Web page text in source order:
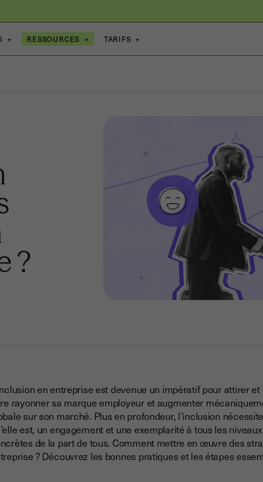
+ RESSOURCES + TARIFS +
?
en entreprise est devenue un impératif pour attirer
rayonner sa marque employeur et augmenter
sur son marché. Plus en profondeur, l’inclusion
est, un engagement et une exemplarité à tous les
de la part de tous. Comment mettre en œuvre des
? Découvrez les bonnes pratiques et les étapes